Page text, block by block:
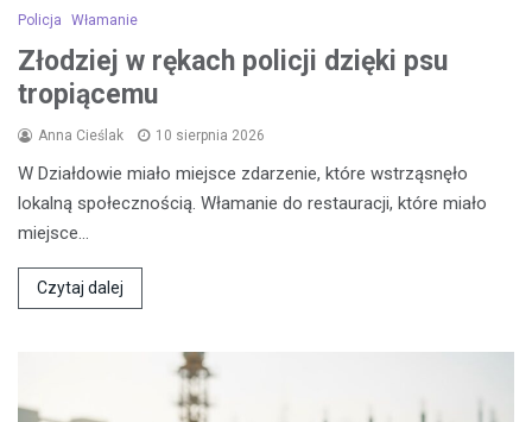
Policja Włamanie
Złodziej w rękach policji dzięki psu
tropiącemu
Anna Cieślak 10 sierpnia 2026
W Działdowie miało miejsce zdarzenie, które wstrząsnęło
lokalną społecznością. Włamanie do restauracji, które miało
miejsce…
Czytaj dalej